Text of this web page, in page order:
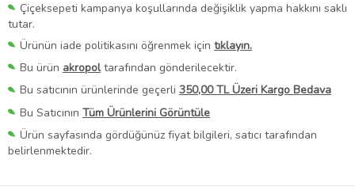
Çiçeksepeti kampanya koşullarında değişiklik yapma hakkını saklı
tutar.
Ürünün iade politikasını öğrenmek için tıklayın.
Bu ürün akropoltarafından gönderilecektir.
Bu satıcının ürünlerinde geçerli 350,00 TL Üzeri Kargo Bedava
Bu Satıcının Tüm Ürünlerini Görüntüle
Ürün sayfasında gördüğünüz fiyat bilgileri, satıcı tarafından
belirlenmektedir.